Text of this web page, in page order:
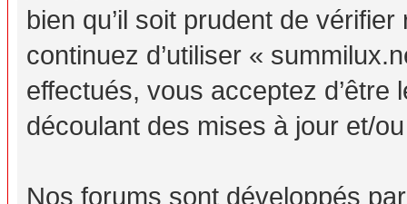
bien qu’il soit prudent de
continuez d’utiliser «
effectués, vous acceptez
découlant des mises à jour et/
Nos forums sont développés